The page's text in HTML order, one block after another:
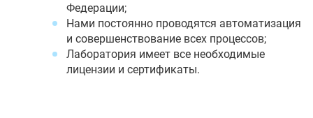
Федерации;
Нами постоянно проводятся автоматизация
и совершенствование всех процессов;
Лаборатория имеет все необходимые
лицензии и сертификаты.